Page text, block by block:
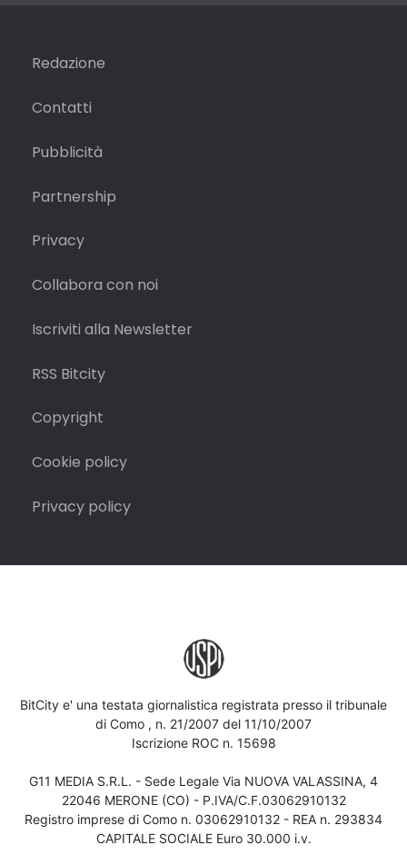
Redazione
Contatti
Pubblicità
Partnership
Privacy
Collabora con noi
Iscriviti alla Newsletter
RSS Bitcity
Copyright
Cookie policy
Privacy policy
BitCity e' una testata giornalistica registrata presso il tribunale
di Como , n. 21/2007 del 11/10/2007
Iscrizione ROC n. 15698
G11 MEDIA S.R.L. - Sede Legale Via NUOVA VALASSINA, 4
22046 MERONE (CO) - P.IVA/C.F.03062910132
Registro imprese di Como n. 03062910132 - REA n. 293834
CAPITALE SOCIALE Euro 30.000 i.v.